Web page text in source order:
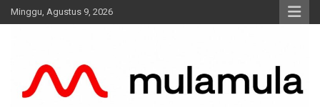
Skip
to
Minggu, Agustus 9, 2026